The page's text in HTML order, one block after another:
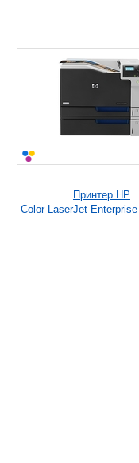
Принтер HP
Color LaserJet